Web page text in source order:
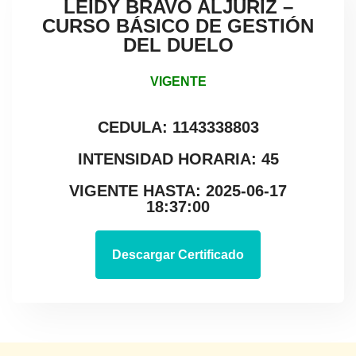
LEIDY BRAVO ALJURIZ –
CURSO BÁSICO DE GESTIÓN
DEL DUELO
VIGENTE
CEDULA: 1143338803
INTENSIDAD HORARIA: 45
VIGENTE HASTA: 2025-06-17
18:37:00
Descargar Certificado